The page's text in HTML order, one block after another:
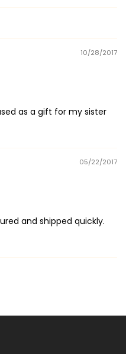
10/28/2017
as a gift for my sister
05/22/2017
and shipped quickly.